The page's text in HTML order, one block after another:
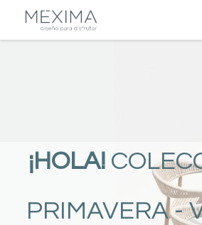
¡HOLA!
PRIMAVERA -